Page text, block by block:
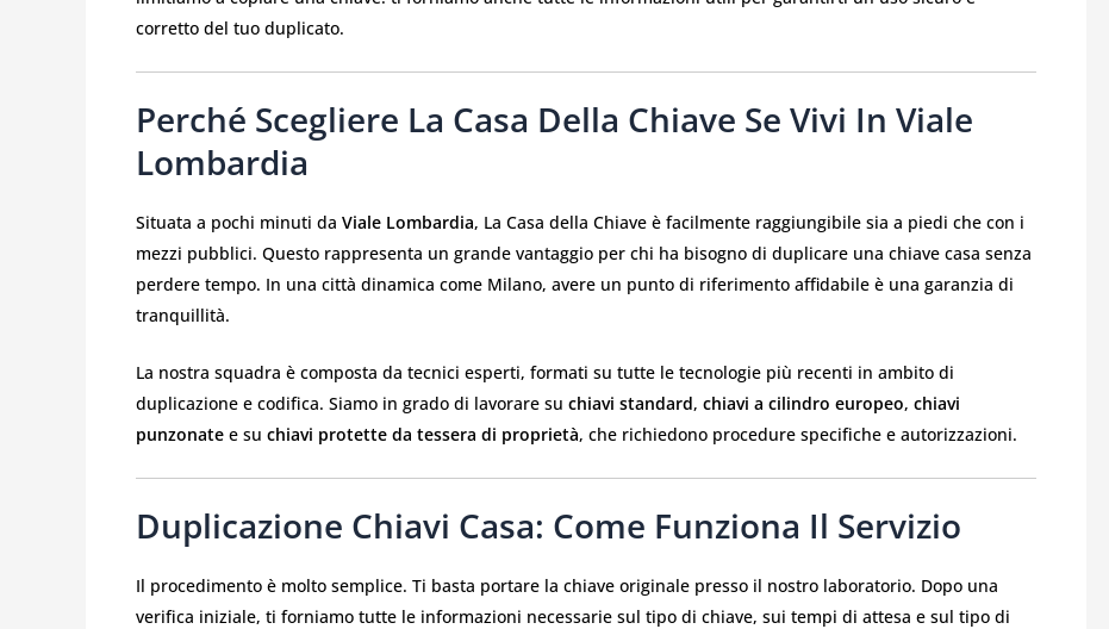
corretto del tuo duplicato.
Perché Scegliere La Casa Della Chiave Se Vivi In Viale
Lombardia
Situata a pochi minuti da Viale Lombardia, La Casa della Chiave è facilmente raggiungibile sia a piedi che con i
mezzi pubblici. Questo rappresenta un grande vantaggio per chi ha bisogno di duplicare una chiave casa senza
perdere tempo. In una città dinamica come Milano, avere un punto di riferimento affidabile è una garanzia di
tranquillità.
La nostra squadra è composta da tecnici esperti, formati su tutte le tecnologie più recenti in ambito di
duplicazione e codifica. Siamo in grado di lavorare su chiavi standard, chiavi a cilindro europeo, chiavi
punzonate e su chiavi protette da tessera di proprietà, che richiedono procedure specifiche e autorizzazioni.
Duplicazione Chiavi Casa: Come Funziona Il Servizio
Il procedimento è molto semplice. Ti basta portare la chiave originale presso il nostro laboratorio. Dopo una
verifica iniziale, ti forniamo tutte le informazioni necessarie sul tipo di chiave, sui tempi di attesa e sul tipo di